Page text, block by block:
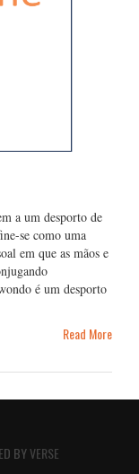
a um desporto de
se como uma
em que as mãos e
é um desporto
Read More
BYVERSE